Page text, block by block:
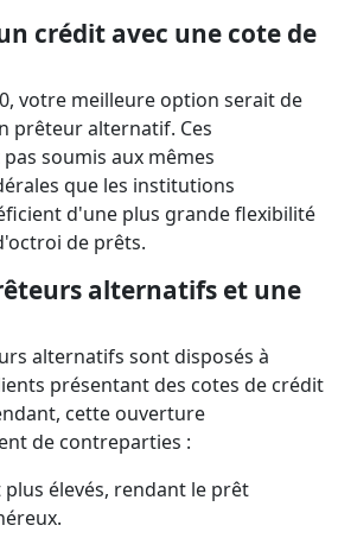
crédit avec une cote de
votre meilleure option serait de
prêteur alternatif. Ces
soumis aux mêmes
que les institutions
d'une plus grande flexibilité
de prêts.
alternatifs et une
alternatifs sont disposés à
présentant des cotes de crédit
cette ouverture
de contreparties :
élevés, rendant le prêt